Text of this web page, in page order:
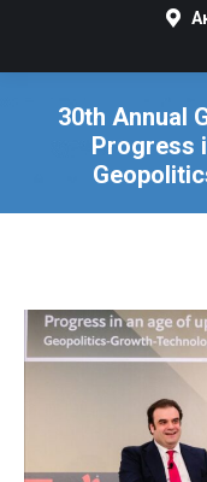
30th Annual
Progress